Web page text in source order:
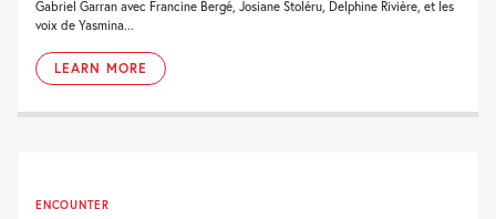
Gabriel Garran avec Francine Bergé, Josiane Stoléru, Delphine Rivière, et les
voix de Yasmina...
LEARN MORE
ENCOUNTER